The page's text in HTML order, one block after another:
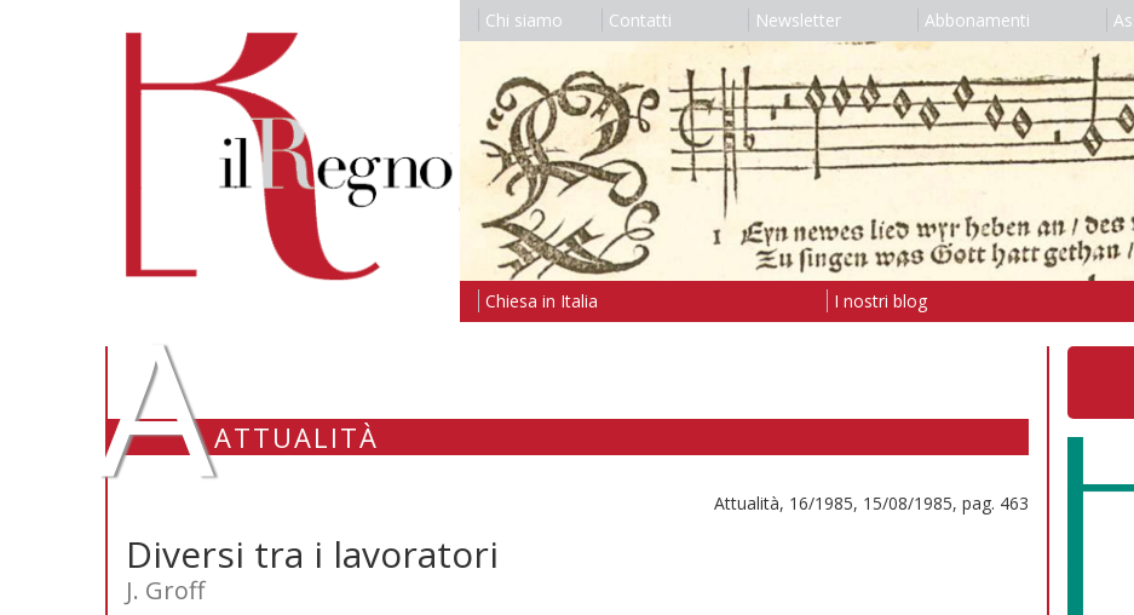
Chi siamo Contatti Newsletter Abbonamenti
Chiesa in Italia I nostri blog
AATTUALITÀ
Attualità, 16/1985, 15/08/1985, pag. 463
Diversi tra i lavoratori
J. Groff